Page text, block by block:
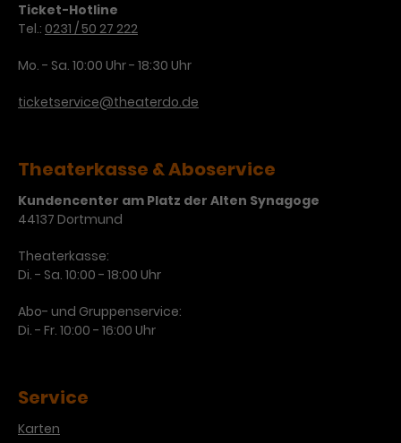
Ticket-Hotline
Tel.: 0231 / 50 27 222
Mo. - Sa. 10:00 Uhr - 18:30 Uhr
ticketservice@theaterdo.de
Theaterkasse & Aboservice
Kundencenter am Platz der Alten Synagoge
44137 Dortmund
Theaterkasse:
Di. - Sa. 10:00 - 18:00 Uhr
Abo- und Gruppenservice:
Di. - Fr. 10:00 - 16:00 Uhr
Service
Karten